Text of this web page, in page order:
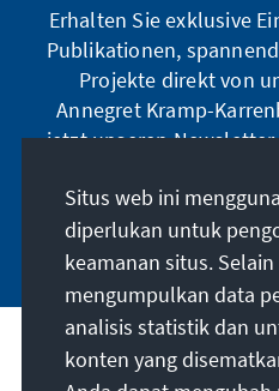
Erhalten Sie exklusive
Publikationen,
Projekte direkt von
Annegret Kramp-
jetzt unseren
Jetzt
Misi kami
Situs web ini
diperlukan untuk
keamanan situs.
mengumpulkan data
analisis statistik dan
konten yang